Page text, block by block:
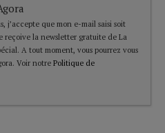
j’accepte que mon e-mail saisi soit
reçoive la newsletter gratuite de La
A tout moment, vous pourrez vous
Voir notre Politique de